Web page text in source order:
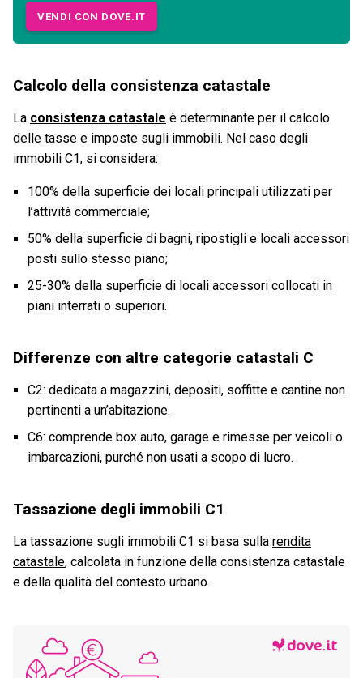
VENDI CON DOVE.IT
Calcolo della consistenza catastale
La consistenza catastale è determinante per il calcolo
delle tasse e imposte sugli immobili. Nel caso degli
immobili C1, si considera:
100% della superficie dei locali principali utilizzati per
l’attività commerciale;
50% della superficie di bagni, ripostigli e locali accessori
posti sullo stesso piano;
25-30% della superficie di locali accessori collocati in
piani interrati o superiori.
Differenze con altre categorie catastali C
C2: dedicata a magazzini, depositi, soffitte e cantine non
pertinenti a un’abitazione.
C6: comprende box auto, garage e rimesse per veicoli o
imbarcazioni, purché non usati a scopo di lucro.
Tassazione degli immobili C1
La tassazione sugli immobili C1 si basa sulla rendita
catastale, calcolata in funzione della consistenza catastale
e della qualità del contesto urbano.